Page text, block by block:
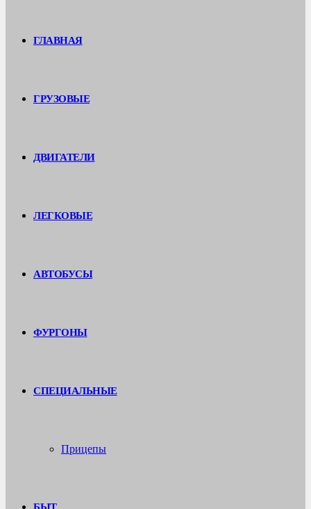
ГЛАВНАЯ
ГРУЗОВЫЕ
ДВИГАТЕЛИ
ЛЕГКОВЫЕ
АВТОБУСЫ
ФУРГОНЫ
СПЕЦИАЛЬНЫЕ
Прицепы